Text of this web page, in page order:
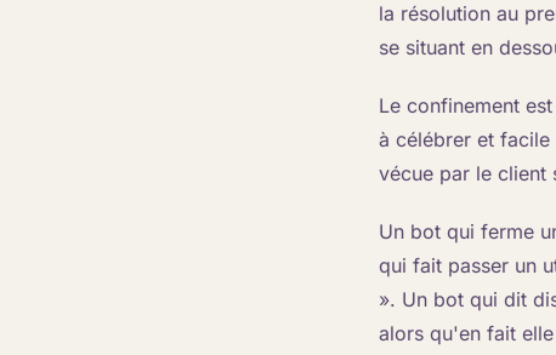
la résolution au
se situant en
Le confinement
à célébrer et
vécue par le client
Un bot qui ferme
qui fait passer un
». Un bot qui dit
alors qu'en fait